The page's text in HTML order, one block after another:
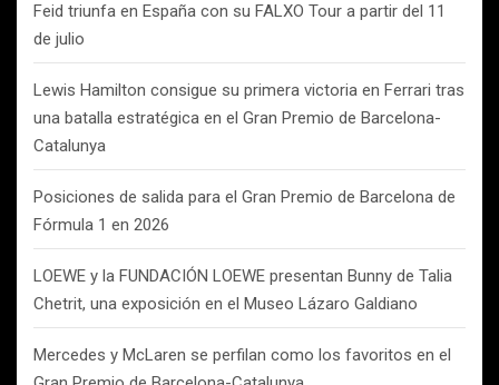
Feid triunfa en España con su FALXO Tour a partir del 11
de julio
Lewis Hamilton consigue su primera victoria en Ferrari tras
una batalla estratégica en el Gran Premio de Barcelona-
Catalunya
Posiciones de salida para el Gran Premio de Barcelona de
Fórmula 1 en 2026
LOEWE y la FUNDACIÓN LOEWE presentan Bunny de Talia
Chetrit, una exposición en el Museo Lázaro Galdiano
Mercedes y McLaren se perfilan como los favoritos en el